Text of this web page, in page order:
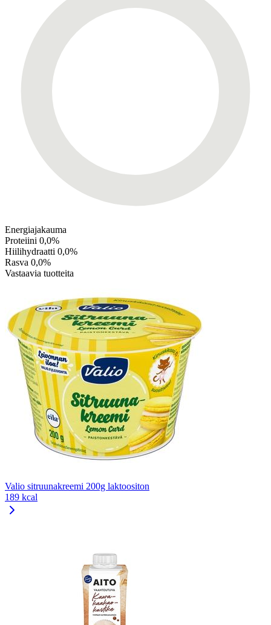
Energiajakauma
Proteiini 0,0%
Hiilihydraatti 0,0%
Rasva 0,0%
Vastaavia tuotteita
Valio sitruunakreemi 200g laktoositon
189 kcal